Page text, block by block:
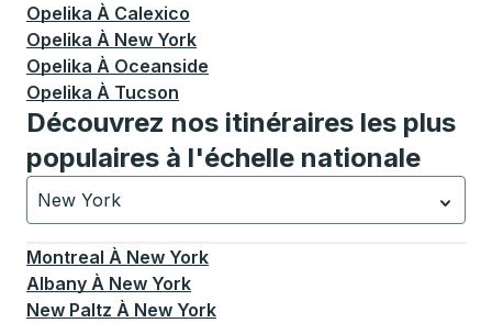
Opelika À Calexico
Opelika À New York
Opelika À Oceanside
Opelika À Tucson
Découvrez nos itinéraires les plus
populaires à l'échelle nationale
New York
Actuellement sélectionné: New York.La sélection est
Montreal À New York
Albany À New York
New Paltz À New York